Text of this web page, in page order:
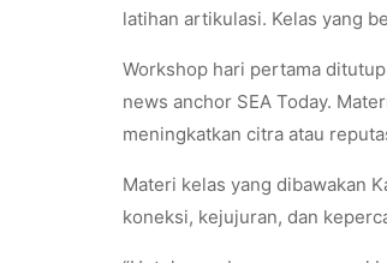
latihan artikulasi. Kelas yang
Workshop hari pertama
news anchor SEA Today.
meningkatkan citra atau
Materi kelas yang dibawakan
koneksi, kejujuran, dan